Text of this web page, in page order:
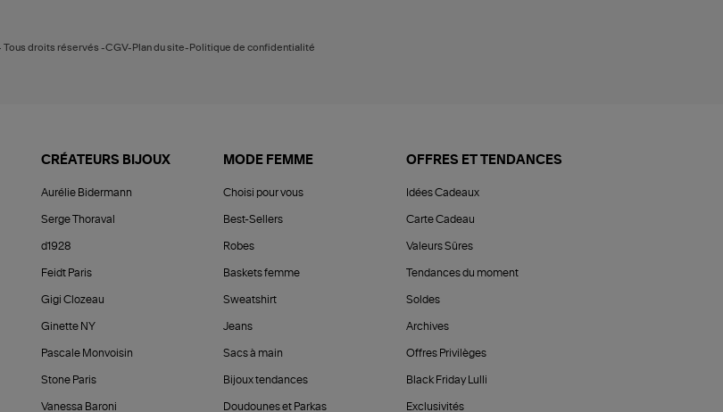
Tous droits réservés -CGV-Plan du site-Politique de confidentialité
CRÉATEURS BIJOUX
Aurélie Bidermann
Serge Thoraval
d1928
Feidt Paris
Gigi Clozeau
Ginette NY
Pascale Monvoisin
Stone Paris
Vanessa Baroni
MODE FEMME
Choisi pour vous
Best-Sellers
Robes
Baskets femme
Sweatshirt
Jeans
Sacs à main
Bijoux tendances
Doudounes et Parkas
OFFRES ET TENDANCES
Idées Cadeaux
Carte Cadeau
Valeurs Sûres
Tendances du moment
Soldes
Archives
Offres Privilèges
Black Friday Lulli
Exclusivités